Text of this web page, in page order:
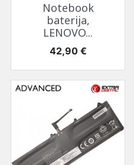
Notebook
baterija,
LENOVO...
Kaina
42,90 €